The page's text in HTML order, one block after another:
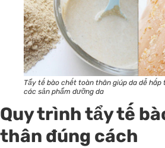
Tẩy tế bào chết toàn thân giúp da dễ
các sản phẩm dưỡng da
Quy trình tẩy tế
thân đúng cách